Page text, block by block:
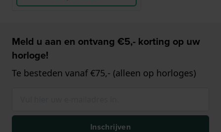
Meld u aan en ontvang €5,- korting op uw
horloge!
Te besteden vanaf €75,- (alleen op horloges)
Inschrijven